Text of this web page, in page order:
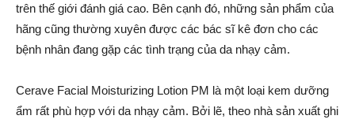
trên thế giới đánh giá cao. Bên cạnh đó, những sản phẩm của
hãng cũng thường xuyên được các bác sĩ kê đơn cho các
bệnh nhân đang gặp các tình trạng của da nhạy cảm.
Cerave Facial Moisturizing Lotion PM là một loại kem dưỡng
ẩm rất phù hợp với da nhạy cảm. Bởi lẽ, theo nhà sản xuất ghi